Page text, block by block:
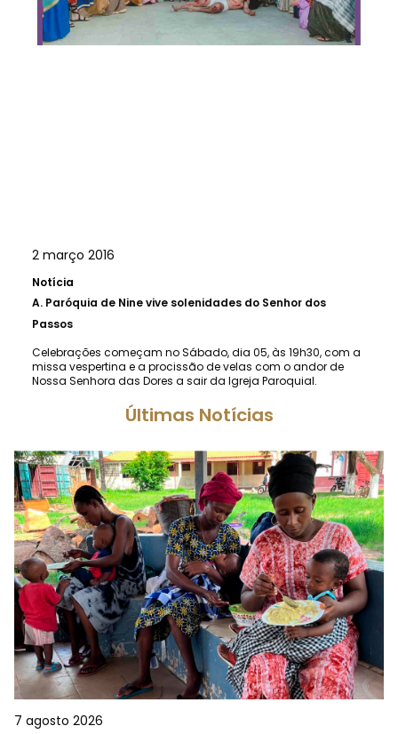
2 março 2016
Notícia
A. Paróquia de Nine vive solenidades do Senhor dos
Passos
Celebrações começam no Sábado, dia 05, às 19h30, com a
missa vespertina e a procissão de velas com o andor de
Nossa Senhora das Dores a sair da Igreja Paroquial.
Últimas Notícias
7 agosto 2026